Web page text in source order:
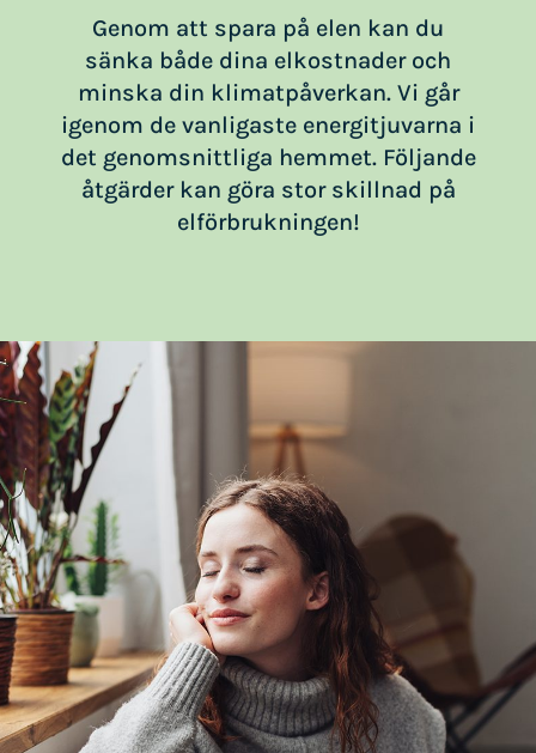
Genom att spara på elen kan du
sänka både dina elkostnader och
minska din klimatpåverkan. Vi går
igenom de vanligaste energitjuvarna i
det genomsnittliga hemmet. Följande
åtgärder kan göra stor skillnad på
elförbrukningen!